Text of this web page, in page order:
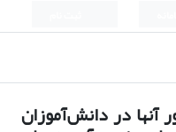
آنها در دانش‌آموزان